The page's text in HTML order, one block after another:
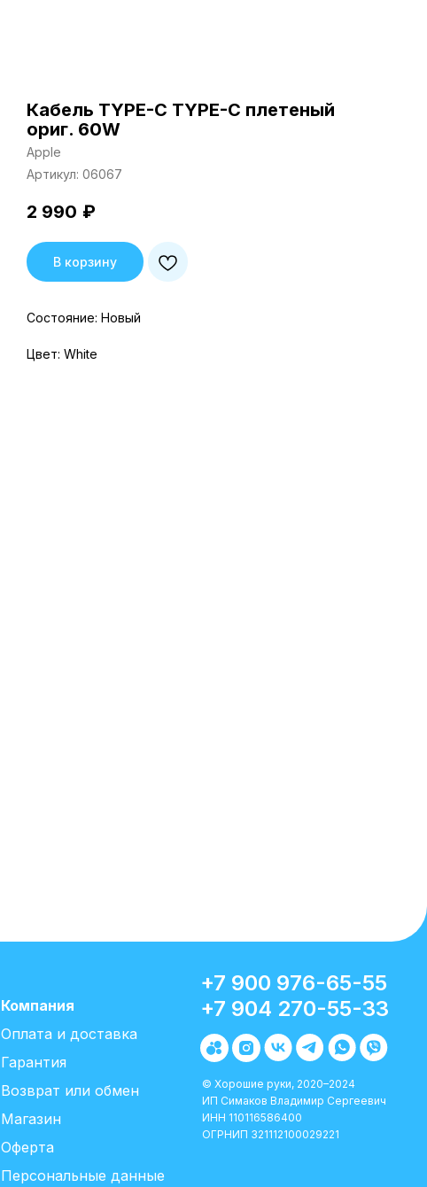
Кабель TYPE-C TYPE-C плетеный
ориг. 60W
Apple
Артикул: 06067
2 990 ₽
В корзину
Состояние: Новый
Цвет: White
Магазин
Оферта
Персональные данные
Компания +7 904 270-55-33
© Хорошие руки, 2020–2024
ИП Симаков Владимир Сергеевич
ИНН 110116586400
ОГРНИП 321112100029221
Оплата и доставка
Возврат или обмен
Гарантия
+7 900 976-65-55